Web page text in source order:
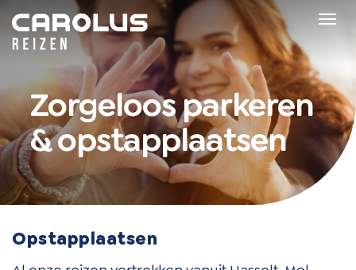
Home
Zorgeloos parkeren
& opstapplaatsen
Opstapplaatsen